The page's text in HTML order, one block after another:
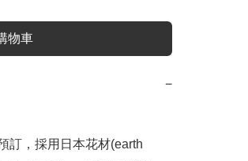
物車
−
訂，採用日本花材(earth